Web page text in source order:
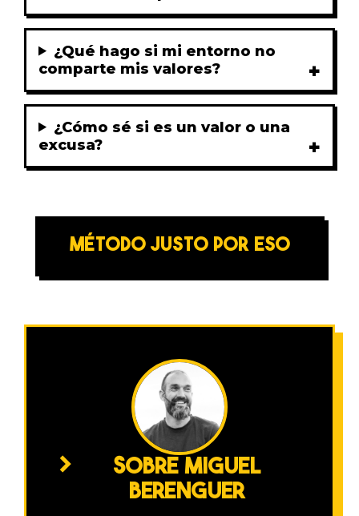
¿Qué hago si mi entorno no
comparte mis valores?
¿Cómo sé si es un valor o una
excusa?
MÉTODO JUSTO POR ESO
SOBRE MIGUEL
BERENGUER